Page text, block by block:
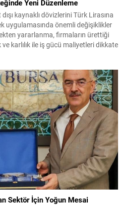
Yeni Düzenleme
kaynaklı dövizlerini Türk Lirasına
uygulamasında önemli değişiklikler
yararlanma, firmaların ürettiği
karlılık ile iş gücü maliyetleri dikkate
düzenleme de yenilendi: Katma
ihracatçılar, katma değeri...
Sektör İçin Yoğun Mesai